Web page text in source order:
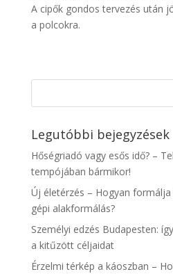
A cipők gondos tervezés után
a polcokra.
Legutóbbi bejegyzések
Hőségriadó vagy esős idő? –
tempójában bármikor!
Új életérzés – Hogyan
gépi alakformálás?
Személyi edzés Budapesten:
a kitűzött céljaidat
Érzelmi térkép a káoszban –